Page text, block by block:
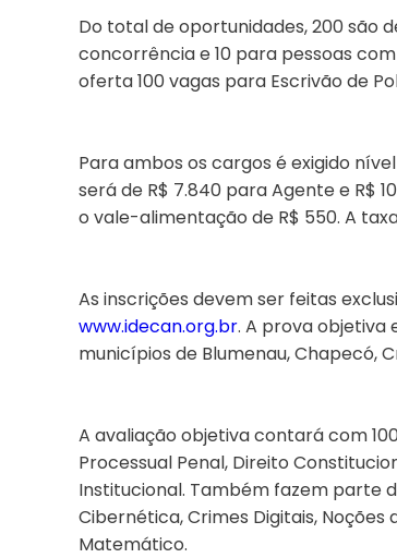
Do total de oportunidades, 200 são
concorrência e 10 para pessoas
oferta 100 vagas para Escrivão de
Para ambos os cargos é exigido
será de R$ 7.840 para Agente e R$
o vale-alimentação de R$ 550. A
As inscrições devem ser feitas
www.idecan.org.br. A prova objetiva
municípios de Blumenau, Chapecó,
A avaliação objetiva contará com
Processual Penal, Direito
Institucional. Também fazem parte
Cibernética, Crimes Digitais,
Matemático.